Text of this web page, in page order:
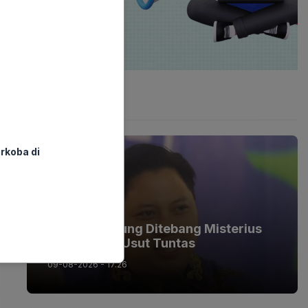
Pohon Bandung Ditebang Misterius
DPRD Minta Usut Tuntas
09-08-2026 - 17.26
di